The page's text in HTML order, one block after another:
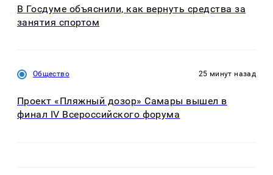
В Госдуме объяснили, как вернуть средства за
занятия спортом
Общество 25 минут назад
Проект «Пляжный дозор» Самары вышел в
финал IV Всероссийского форума